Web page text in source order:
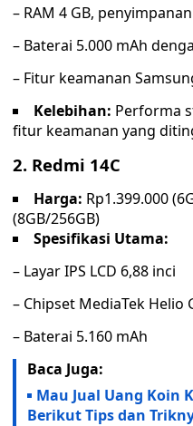
– RAM 4 GB,
– Baterai 5.000 mAh
– Fitur keamanan
Kelebihan: Performa
fitur keamanan yang
2. Redmi 14C
Harga: Rp1.399.000
(8GB/256GB)
Spesifikasi Utama:
– Layar IPS LCD 6,88 inci
– Chipset MediaTek Helio
– Baterai 5.160 mAh
Baca Juga:
Mau Jual Uang Koin
Berikut Tips dan